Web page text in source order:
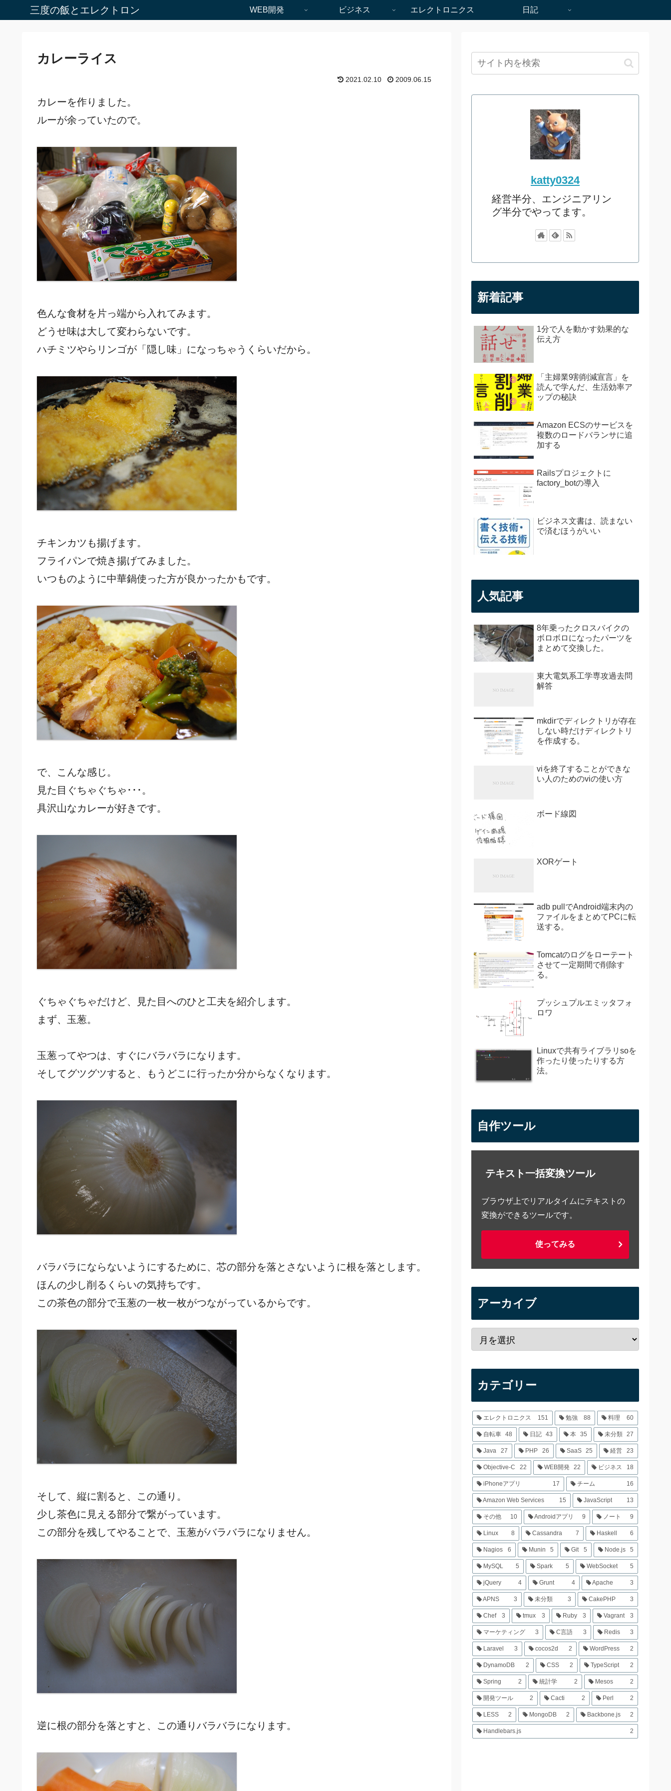
三度の飯とエレクトロン WEB開発 ビジネス エレクトロニクス 日記
カレーライス
2021.02.10 2009.06.15
カレーを作りました。
ルーが余っていたので。
色んな食材を片っ端から入れてみます。
どうせ味は大して変わらないです。
ハチミツやらリンゴが「隠し味」になっちゃうくらいだから。
チキンカツも揚げます。
フライパンで焼き揚げてみました。
いつものように中華鍋使った方が良かったかもです。
で、こんな感じ。
見た目ぐちゃぐちゃ･･･。
具沢山なカレーが好きです。
ぐちゃぐちゃだけど、見た目へのひと工夫を紹介します。
まず、玉葱。
玉葱ってやつは、すぐにバラバラになります。
そしてグツグツすると、もうどこに行ったか分からなくなります。
バラバラにならないようにするために、芯の部分を落とさないように根を落とします。
ほんの少し削るくらいの気持ちです。
この茶色の部分で玉葱の一枚一枚がつながっているからです。
そして、縦に割ると、この通り。
少し茶色に見える部分で繋がっています。
この部分を残してやることで、玉葱がバラバラになりません。
逆に根の部分を落とすと、この通りバラバラになります。
katty0324
経営半分、エンジニアリン
グ半分でやってます。
新着記事
1分で人を動かす効果的な
伝え方
「主婦業9割削減宣言」を
読んで学んだ、生活効率ア
ップの秘訣
Amazon ECSのサービスを
複数のロードバランサに追
加する
Railsプロジェクトに
factory_botの導入
ビジネス文書は、読まない
で済むほうがいい
人気記事
8年乗ったクロスバイクの
ボロボロになったパーツを
まとめて交換した。
東大電気系工学専攻過去問
解答
mkdirでディレクトリが存在
しない時だけディレクトリ
を作成する。
viを終了することができな
い人のためのviの使い方
ボード線図
XORゲート
adb pullでAndroid端末内の
ファイルをまとめてPCに転
送する。
Tomcatのログをローテート
させて一定期間で削除す
る。
プッシュプルエミッタフォ
ロワ
Linuxで共有ライブラリsoを
作ったり使ったりする方
法。
自作ツール
テキスト一括変換ツール
ブラウザ上でリアルタイムにテキストの
変換ができるツールです。
使ってみる
アーカイブ
カテゴリー
エレクトロニクス 151 勉強 88 料理 60
自転車 48 日記 43 本 35 未分類 27
Java 27 PHP 26 SaaS 25 経営 23
Objective-C 22 WEB開発 22 ビジネス 18
iPhoneアプリ 17 チーム 16
Amazon Web Services 15 JavaScript 13
その他 10 Androidアプリ 9 ノート 9
Linux 8 Cassandra 7 Haskell 6
Nagios 6 Munin 5 Git 5 Node.js 5
MySQL 5 Spark 5 WebSocket 5
jQuery 4 Grunt 4 Apache 3
APNS 3 未分類 3 CakePHP 3
Chef 3 tmux 3 Ruby 3 Vagrant 3
マーケティング 3 C言語 3 Redis 3
Laravel 3 cocos2d 2 WordPress 2
DynamoDB 2 CSS 2 TypeScript 2
Spring 2 統計学 2 Mesos 2
開発ツール 2 Cacti 2 Perl 2
LESS 2 MongoDB 2 Backbone.js 2
Handlebars.js 2